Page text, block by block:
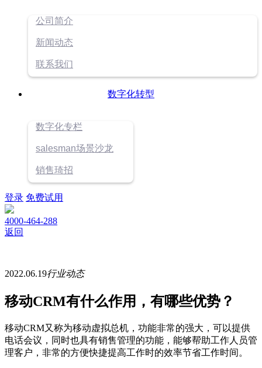
公司简介
新闻动态
联系我们
数字化转型
数字化专栏
salesman场景沙龙
销售琦招
登录 免费试用
4000-464-288
返回
2022.06.19行业动态
移动CRM有什么作用，有哪些优势？
移动CRM又称为移动虚拟总机，功能非常的强大，可以提供
电话会议，同时也具有销售管理的功能，能够帮助工作人员管
理客户，非常的方便快捷提高工作时的效率节省工作时间。